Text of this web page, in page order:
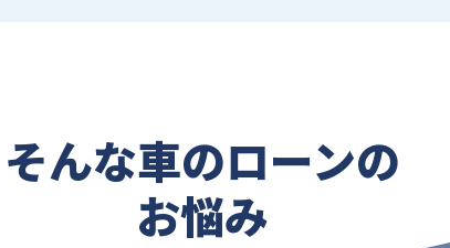
そんな車のローンの
お悩み